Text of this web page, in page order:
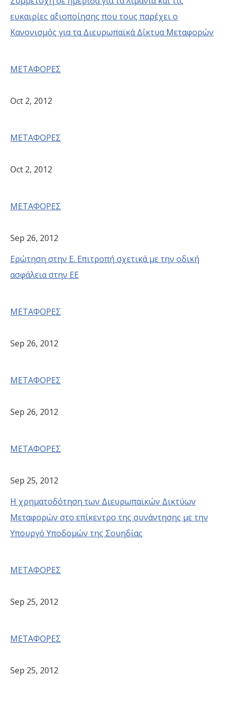
ευκαιρίες αξιοποίησης που τους παρέχει ο
Κανονισμός για τα Διευρωπαϊκά Δίκτυα Μεταφορών
ΜΕΤΑΦΟΡΕΣ
Oct 2, 2012
ΜΕΤΑΦΟΡΕΣ
Oct 2, 2012
ΜΕΤΑΦΟΡΕΣ
Sep 26, 2012
Ερώτηση στην Ε. Επιτροπή σχετικά με την οδική
ασφάλεια στην ΕΕ
ΜΕΤΑΦΟΡΕΣ
Sep 26, 2012
ΜΕΤΑΦΟΡΕΣ
Sep 26, 2012
ΜΕΤΑΦΟΡΕΣ
Sep 25, 2012
Η χρηματοδότηση των Διευρωπαϊκών Δικτύων
Μεταφορών στο επίκεντρο της συνάντησης με την
Υπουργό Υποδομών της Σουηδίας
ΜΕΤΑΦΟΡΕΣ
Sep 25, 2012
ΜΕΤΑΦΟΡΕΣ
Sep 25, 2012